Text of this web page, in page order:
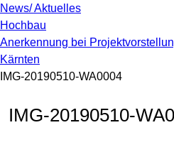
News/ Aktuelles
Hochbau
Anerkennung bei
Kärnten
IMG-20190510-WA0004
IMG-20190510-